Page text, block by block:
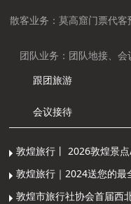
散客业务：莫高窟门票代
团队业务：团队地接、
跟团旅游
会议接待
敦煌旅行丨 2026敦煌景
敦煌旅行｜2024送您的最